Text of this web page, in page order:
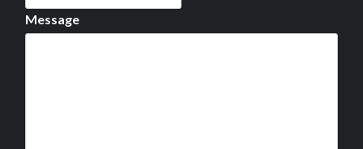
Message